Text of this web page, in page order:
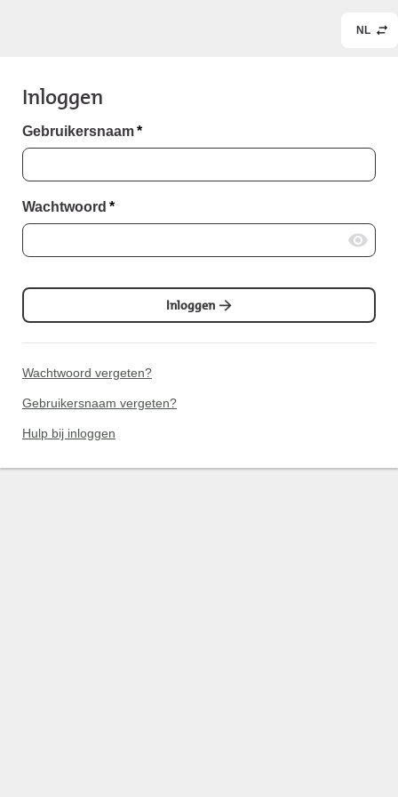
NL
Inloggen
Gebruikersnaam*
Wachtwoord *
Inloggen
Wachtwoord vergeten?
Gebruikersnaam vergeten?
Hulp bij inloggen